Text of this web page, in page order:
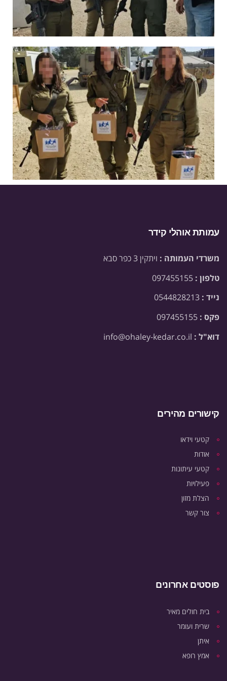
עמותת אוהלי קידר
משרדי העמותה : ויתקין 3 כפר סבא
טלפון : 097455155
נייד : 0544828213
פקס : 097455155
דוא"ל : info@ohaley-kedar.co.il
קישורים מהירים
קטעי וידאו
אודות
קטעי עיתונות
פעילויות
הצלת מזון
צור קשר
פוסטים אחרונים
בית חולים מאיר
שרית ועומר
איתן
אמץ רופא